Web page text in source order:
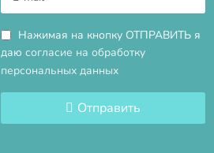
Нажимая на кнопку ОТПРАВИТЬ я
даю согласие на обработку
персональных данных
Отправить